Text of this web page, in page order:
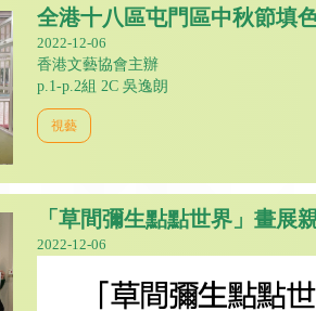
全港十八區屯門區中秋節填
2022-12-06
香港文藝協會主辦
p.1-p.2組 2C 吳逸朗
視藝
「草間彌生點點世界」畫展
2022-12-06